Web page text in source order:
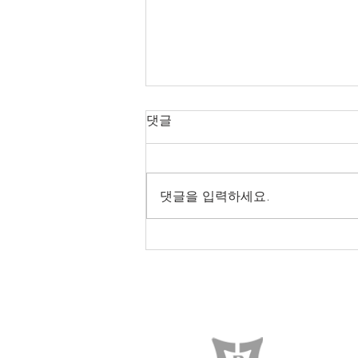
댓글
댓글을 입력하세요.